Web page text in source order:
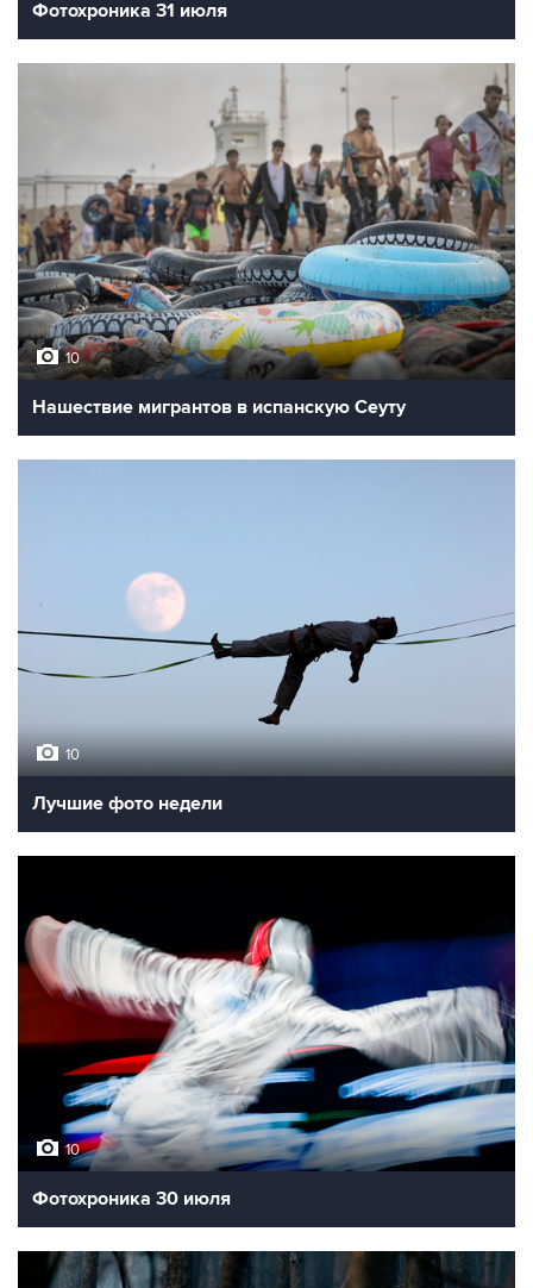
Фотохроника 31 июля
10
Нашествие мигрантов в испанскую Сеуту
10
Лучшие фото недели
10
Фотохроника 30 июля